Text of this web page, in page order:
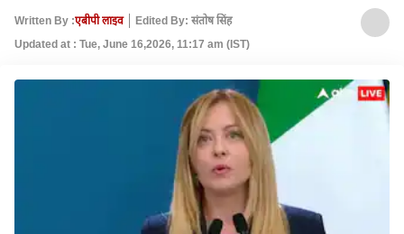
Written By :एबीपी लाइव
Edited By: संतोष सिंह
Updated at : Tue, June 16,2026, 11:17 am (IST)